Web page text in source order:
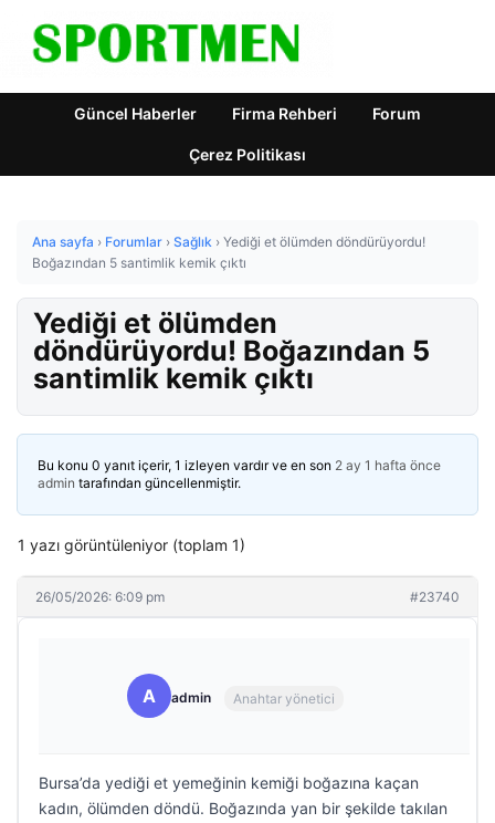
Güncel Haberler Firma Rehberi Forum
Çerez Politikası
Ana sayfa › Forumlar › Sağlık › Yediği et ölümden döndürüyordu!
Boğazından 5 santimlik kemik çıktı
Yediği et ölümden
döndürüyordu! Boğazından 5
santimlik kemik çıktı
Bu konu 0 yanıt içerir, 1 izleyen vardır ve en son 2 ay 1 hafta önce
admin tarafından güncellenmiştir.
1 yazı görüntüleniyor (toplam 1)
26/05/2026: 6:09 pm #23740
A admin Anahtar yönetici
Bursa’da yediği et yemeğinin kemiği boğazına kaçan
kadın, ölümden döndü. Boğazında yan bir şekilde takılan